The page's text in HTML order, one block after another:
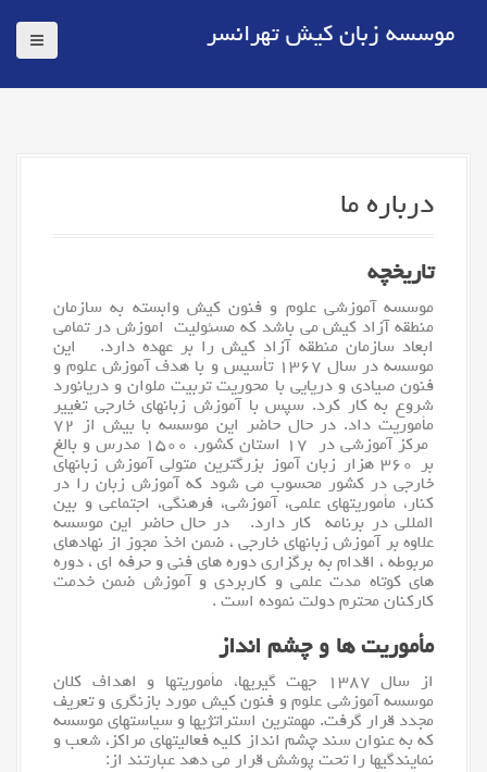
ه
موسسه زبان کیش تهرانسر
درباره ما
تاریخچه
موسسه آموزشی علوم و فنونکیشوابسته به سازمان
منطقه آزاد کیش می باشد که مسئولیت اموزش در تمامی
ابعاد سازمان منطقه آزاد کیش را بر عهده دارد. این
موسسه در سال ۱۳۶۷ تأسیس و با هدف آموزش علوم و
فنون صیادی و دریایی با محوریت تربیت ملوان و دریانورد
شروع به کار کرد. سپس با آموزش زبانهای خارجی تغییر
مأموریت داد. در حال حاضر این موسسه با بیش از ۷۲
مرکز آموزشی در ۱۷ استان کشور، ۱۵۰۰ مدرس و بالغ
بر ۳۶۰ هزار زبان آموز بزرگترین متولی آموزش زبانهای
خارجی در کشور محسوب می شود که آموزش زبانرا در
کنار، مأموریتهای علمی، آموزشی، فرهنگی، اجتماعی و بین
المللی در برنامه کار دارد. در حال حاضر این موسسه
علاوه بر آموزش زبانهای خارجی ، ضمن اخذ مجوز از نهادهای
مربوطه ، اقدام به برگزاری دوره های فنی و حرفه ای ، دوره
های کوتاه مدت علمی و کاربردی و آموزش ضمن خدمت
کارکنان محترم دولت نموده است .
مأموریت ها و چشم انداز
از سال ۱۳۸۷ جهت گیریها، مأموریتها و اهداف کلان
موسسه آموزشی علوم و فنون کیش مورد بازنگری و تعریف
مجدد قرار گرفت. مهمترین استراتژیها و سیاستهای موسسه
که به عنوان سند چشم انداز کلیه فعالیتهای مراکز، شعب و
نمایندگیها را تحت پوشش قرار می دهد عبارتند از: